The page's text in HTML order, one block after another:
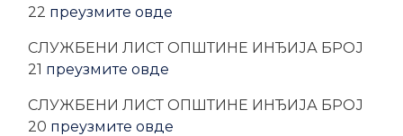
22 преузмите овде
CЛУЖБЕНИ ЛИСТ ОПШТИНЕ ИНЂИЈА БРОЈ
21 преузмите овде
CЛУЖБЕНИ ЛИСТ ОПШТИНЕ ИНЂИЈА БРОЈ
20 преузмите овде